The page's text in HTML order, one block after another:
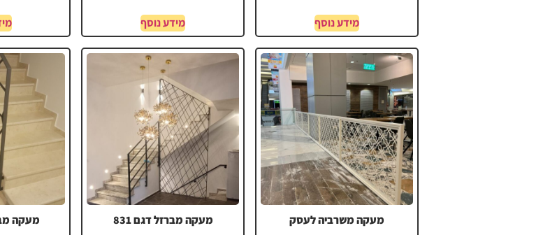
מידע נוסף מידע נוסף
מעקה משרביה לעסק מעקה מברזל דגם 831 מעקה